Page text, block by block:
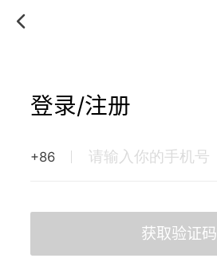
登录/注册
+86
获取验证码